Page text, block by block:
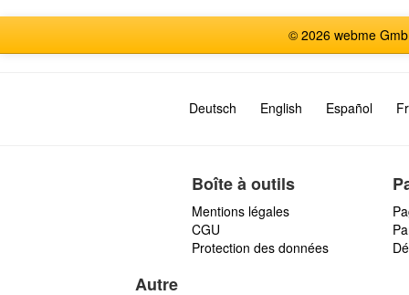
© 2026 webme
Deutsch English Español
Boîte à outils
Mentions légales
CGU
Protection des données
Autre